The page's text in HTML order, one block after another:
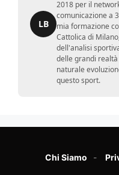
LB
2018 per il
comunicazione a
mia formazione
Cattolica di
dell'analisi
delle grandi
naturale
questo sport.
Chi Siamo